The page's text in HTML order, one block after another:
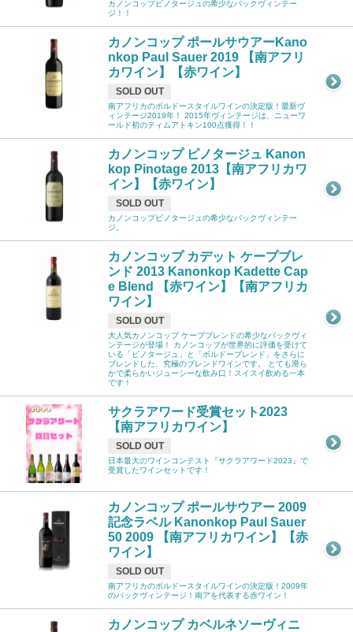
カノンコップピノタージュの希少なバックヴィンテー
ジ！！
カノンコップ ポールサウアーKano
nkop Paul Sauer 2019 【南アフリ
カワイン】【赤ワイン】
SOLD OUT
南アフリカのボルドースタイルワインの決定版！最新ヴ
ィンテージ2019年！ 2015年ヴィンテージは、ニューワ
ールド初のティムアトキン100点獲得！！
カノンコップ ピノタージュ Kanon
kop Pinotage 2013【南アフリカワ
イン】【赤ワイン】
SOLD OUT
カノンコップピノタージュの希少なバックヴィンテー
ジ。
カノンコップ カデット ケープブレ
ンド 2013 Kanonkop Kadette Cap
e Blend 【赤ワイン】【南アフリカ
ワイン】
SOLD OUT
大人気カノンコップ ケープブレンドの希少なバックヴィ
ンテージが登場！ カノンコップが世界的に評価を受けて
いる「ピノタージュ」と「ボルドーブレンド」をさらに
ブレンドした、究極のブレンドワインです。 とても滑ら
かで柔らかいジューシーな飲み口！スイスイ飲める一本
です！
サクラアワード受賞セット2023
【南アフリカワイン】
SOLD OUT
日本最大のワインコンテスト『サクラアワード2023』で
受賞したワインセットです！
カノンコップ ポールサウアー 2009
記念ラベル Kanonkop Paul Sauer
50 2009 【南アフリカワイン】【赤
ワイン】
SOLD OUT
南アフリカのボルドースタイルワインの決定版！2009年
のバックヴィンテージ！南アを代表する赤ワイン！
カノンコップ カベルネソーヴィニ